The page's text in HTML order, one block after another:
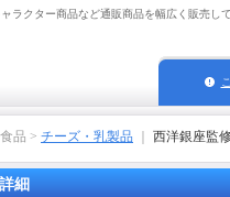
ラクター商品など通販商品を幅広く販売し
食品 > チーズ・乳製品 西洋銀座監
細